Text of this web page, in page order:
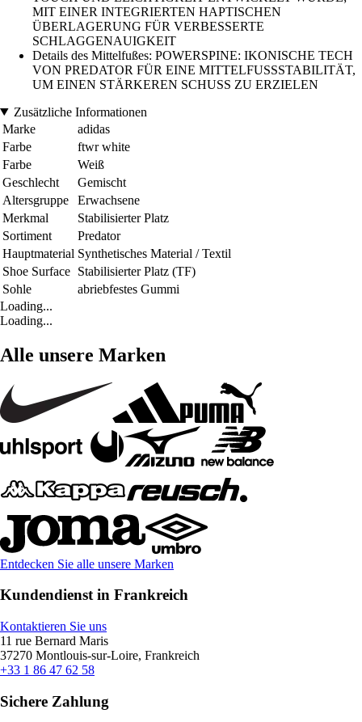
MIT EINER INTEGRIERTEN HAPTISCHEN
ÜBERLAGERUNG FÜR VERBESSERTE
SCHLAGGENAUIGKEIT
Details des Mittelfußes: POWERSPINE: IKONISCHE TECH
VON PREDATOR FÜR EINE MITTELFUSSSTABILITÄT,
UM EINEN STÄRKEREN SCHUSS ZU ERZIELEN
Zusätzliche Informationen
Marke
adidas
Farbe
ftwr white
Farbe
Weiß
Geschlecht
Gemischt
Altersgruppe
Erwachsene
Merkmal
Stabilisierter Platz
Sortiment
Predator
Hauptmaterial Synthetisches Material / Textil
Shoe Surface Stabilisierter Platz (TF)
Sohle
abriebfestes Gummi
Loading...
Loading...
Alle unsere Marken
Entdecken Sie alle unsere Marken
Kundendienst in Frankreich
Kontaktieren Sie uns
11 rue Bernard Maris
37270 Montlouis-sur-Loire, Frankreich
+33 1 86 47 62 58
Sichere Zahlung